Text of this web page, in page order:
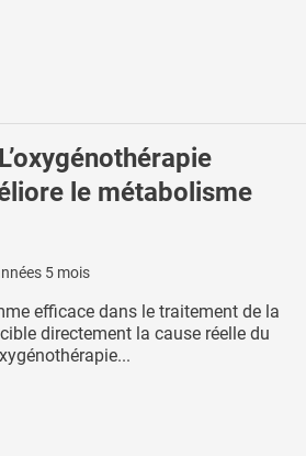
le métabolisme
5 mois
efficace dans le traitement de la
directement la cause réelle du